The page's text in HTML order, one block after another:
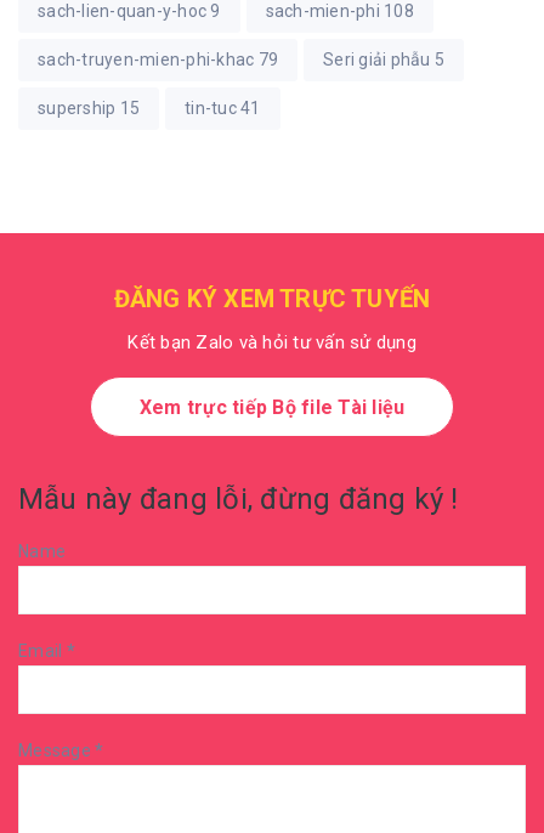
sach-lien-quan-y-hoc9 sach-mien-phi 108
sach-truyen-mien-phi-khac 79 Seri giải phẫu 5
supership 15 tin-tuc41
ĐĂNG KÝ XEM TRỰC TUYẾN
Kết bạn Zalo và hỏi tư vấn sử dụng
Xem trực tiếp Bộ file Tài liệu
Mẫu này đang lỗi, đừng đăng ký !
Name
Email *
Message *